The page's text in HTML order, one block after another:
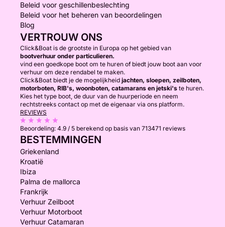
Beleid voor geschillenbeslechting
Beleid voor het beheren van beoordelingen
Blog
VERTROUW ONS
Click&Boat is de grootste in Europa op het gebied van
bootverhuur onder particulieren.
vind een goedkope boot om te huren of biedt jouw boot aan voor
verhuur om deze rendabel te maken.
Click&Boat biedt je de mogelijkheid jachten, sloepen, zeilboten,
motorboten, RIB's, woonboten, catamarans en jetski's te huren.
Kies het type boot, de duur van de huurperiode en neem
rechtstreeks contact op met de eigenaar via ons platform.
REVIEWS
Beoordeling: 4.9 / 5 berekend op basis van 713471 reviews
BESTEMMINGEN
Griekenland
Kroatië
Ibiza
Palma de mallorca
Frankrijk
Verhuur Zeilboot
Verhuur Motorboot
Verhuur Catamaran